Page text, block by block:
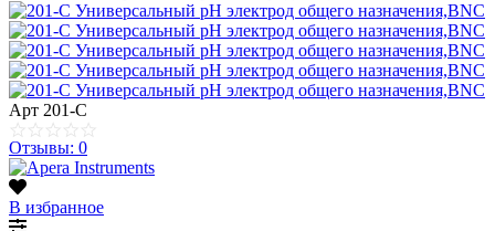
Арт 201-C
Отзывы: 0
В избранное